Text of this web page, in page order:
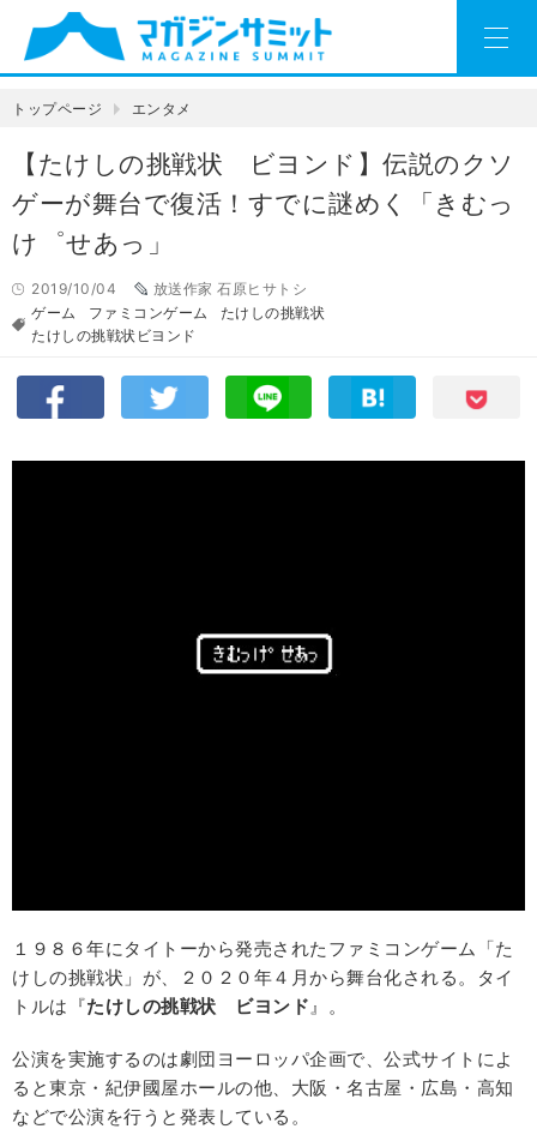
トップページ エンタメ
【たけしの挑戦状 ビヨンド】伝説のクソ
ゲーが舞台で復活！すでに謎めく「きむっ
け゜せあっ」
2019/10/04
放送作家 石原ヒサトシ
ゲーム
ファミコンゲーム
たけしの挑戦状
たけしの挑戦状ビヨンド
１９８６年にタイトーから発売されたファミコンゲーム「た
けしの挑戦状」が、２０２０年４月から舞台化される。タイ
トルは『たけしの挑戦状 ビヨンド』。
公演を実施するのは劇団ヨーロッパ企画で、公式サイトによ
ると東京・紀伊國屋ホールの他、大阪・名古屋・広島・高知
などで公演を行うと発表している。